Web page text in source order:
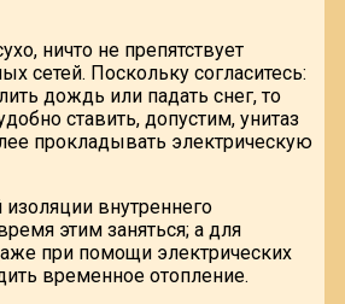
ничто не препятствует
сетей. Поскольку согласитесь:
дождь или падать снег, то
ставить, допустим, унитаз
прокладывать электрическую
внутреннего
этим заняться; а для
при помощи электрических
временное отопление.